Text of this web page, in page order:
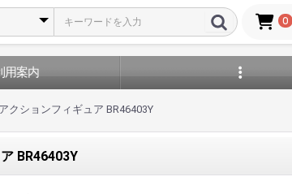
0
用案内
クションフィギュア BR46403Y
BR46403Y